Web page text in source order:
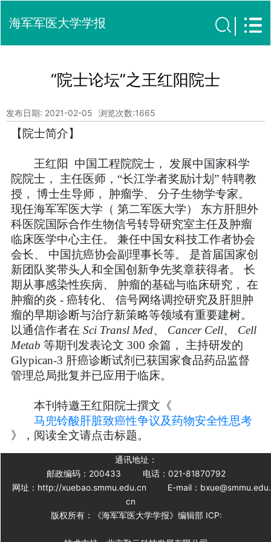
海军军医大学学报
“院士论坛”之王红阳院士
发布日期: 2021-02-05 浏览次数:1665
【院士简介】
王红阳 中国工程院院士，
发展中国家科学
院院士 ， 主任医师 ， “长江学者奖励计划”特聘教
授 ， 博士生导师 ， 肿瘤学、 分子生物学专家。
现任海军军医大学 （ 第二军医大学）
东方肝胆外
科医院国际合作生物信号转导研究室主任及肿瘤
临床医学中心主任。
兼任中国女科技工作者协会
会长、 中国抗癌协会副理事长等。
是首届国家创
新团队奖带头人和全国创新争先奖章获得者。
长
期从事感染性疾病、 肿瘤的基础与临床研究 ，
在
肿瘤的炎 -癌转化、
信号网络调控研究及肝胆肿
瘤的早期诊断与治疗新策略等领域有重要建树。
以通信作者在 Sci Transl Med、 Cancer Cell、
Cell
Metab 等期刊发表论文 300余篇 ，
主持研发的
Glypican-3 肝癌诊断试剂已获国家食品药品监督
管理总局批复并已应用于临床。
本刊特邀王红阳院士撰文《
马兜铃酸肝脏致癌性争议及药物安全性思考
》，阅读全文请点击标题。
通讯地址：
邮政编码：200433
电话：021-81870792
网址：http://xuebao.smmu.edu.cn
E-mail：bxue@smmu.edu.
cn
版权所有：《海军军医大学学报》编辑部 ICP: